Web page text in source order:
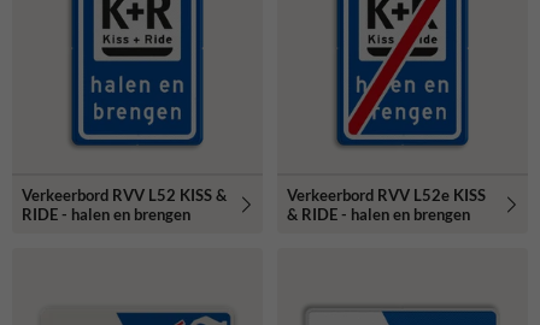
Verkeerbord RVV L52 KISS &
RIDE - halen en brengen
Verkeerbord RVV L52e KISS
& RIDE - halen en brengen